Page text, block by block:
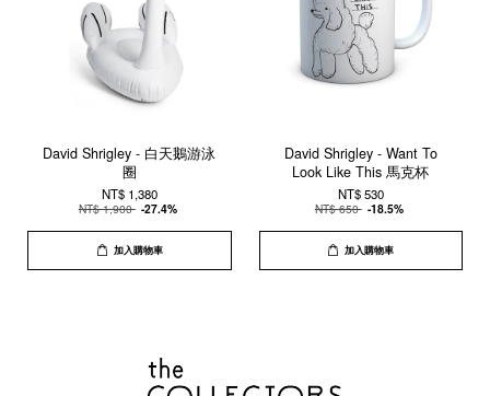
David Shrigley - 白天鵝游泳
圈
NT$ 1,380
NT$ 1,900 -27.4%
加入購物車
David Shrigley - Want To
Look Like This 馬克杯
NT$ 530
NT$ 650 -18.5%
加入購物車